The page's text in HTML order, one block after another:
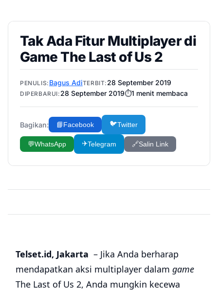
Tak Ada Fitur Multiplayer di
Game The Last of Us 2
PENULIS: Bagus AdiTERBIT: 28 September 2019
DIPERBARUI: 28 September 2019⏱️1 menit membaca
Bagikan: 📘Facebook 🐦Twitter
💬WhatsApp ✈️Telegram 🔗Salin Link
Telset.id, Jakarta – Jika Anda berharap
mendapatkan aksi multiplayer dalam game
The Last of Us 2, Anda mungkin kecewa